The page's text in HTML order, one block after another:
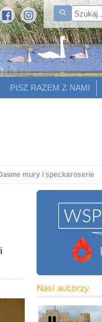
PISZ RAZEM Z NAMI
mury i speckaroserie
Nasi autorzy